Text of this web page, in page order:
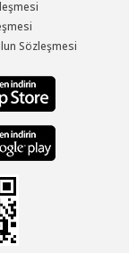
Sözleşmesi